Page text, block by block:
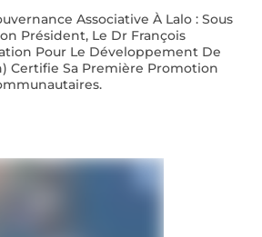
Associative À Lalo : Sous
Président, Le Dr François
Pour Le Développement De
Certifie Sa Première Promotion